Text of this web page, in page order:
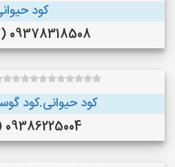
کود
09378318508 (کرمانشاه )
کود حیوانی.کود
09386225004 (کرمان )